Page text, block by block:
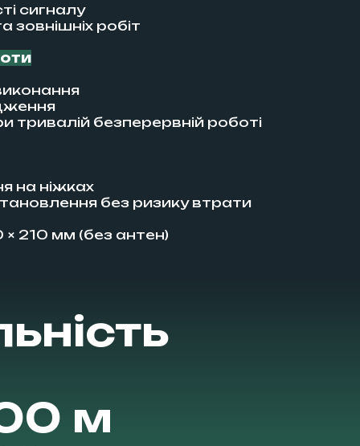
сигналу
зовнішніх робіт
тривалій безперервній роботі
на ніжках
без ризику втрати
× 210 мм (без антен)
м